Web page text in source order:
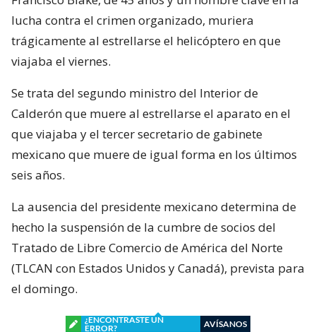
lucha contra el crimen organizado, muriera
trágicamente al estrellarse el helicóptero en que
viajaba el viernes.
Se trata del segundo ministro del Interior de
Calderón que muere al estrellarse el aparato en el
que viajaba y el tercer secretario de gabinete
mexicano que muere de igual forma en los últimos
seis años.
La ausencia del presidente mexicano determina de
hecho la suspensión de la cumbre de socios del
Tratado de Libre Comercio de América del Norte
(TLCAN con Estados Unidos y Canadá), prevista para
el domingo.
¿ENCONTRASTE UN
ERROR?
AVÍSANOS